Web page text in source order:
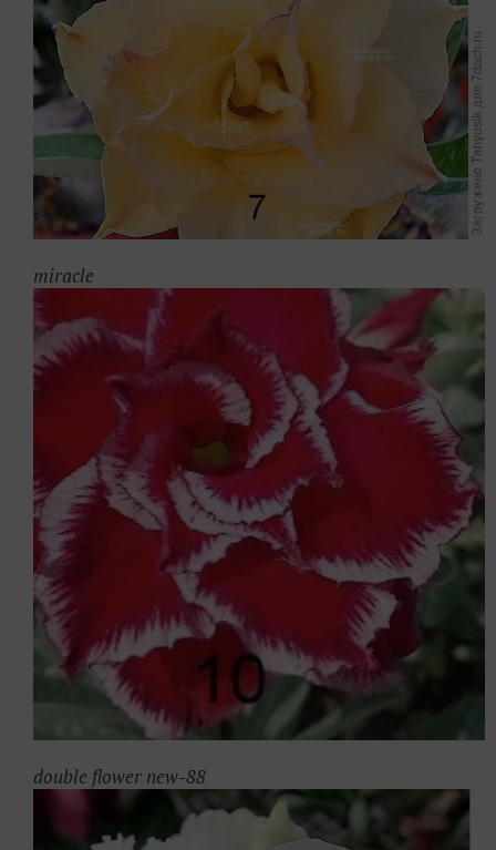
miracle
double flower new-88